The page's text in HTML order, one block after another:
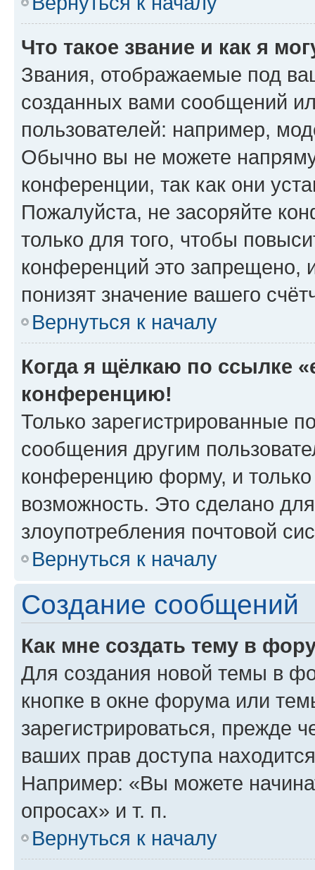
Что такое звание и как я
Звания, отображаемые под
созданных вами сообщений
пользователей: например,
Обычно вы не можете
конференции, так как они
Пожалуйста, не засоряйте
только для того, чтобы
конференций это запрещено,
понизят значение вашего
Вернуться к началу
Когда я щёлкаю по ссылке
конференцию!
Только зарегистрированные
сообщения другим
конференцию форму, и
возможность. Это сделано
злоупотребления почтовой
Вернуться к началу
Создание сообщений
Как мне создать тему в
Для создания новой темы в
кнопке в окне форума или
зарегистрироваться, прежде
ваших прав доступа
Например: «Вы можете
опросах» и т. п.
Вернуться к началу